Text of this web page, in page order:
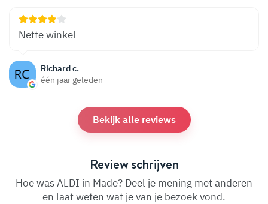
Richard c.
één jaar geleden
Nette winkel
Bekijk alle reviews
Review schrijven
Hoe was ALDI in Made? Deel je mening met anderen
en laat weten wat je van je bezoek vond.